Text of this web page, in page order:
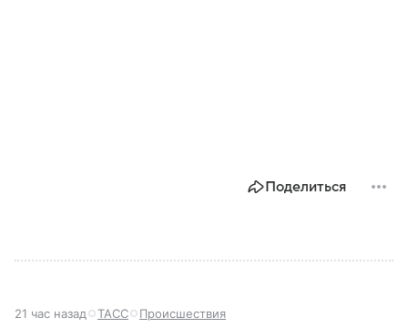
Поделиться
21 час назад ТАСС Происшествия